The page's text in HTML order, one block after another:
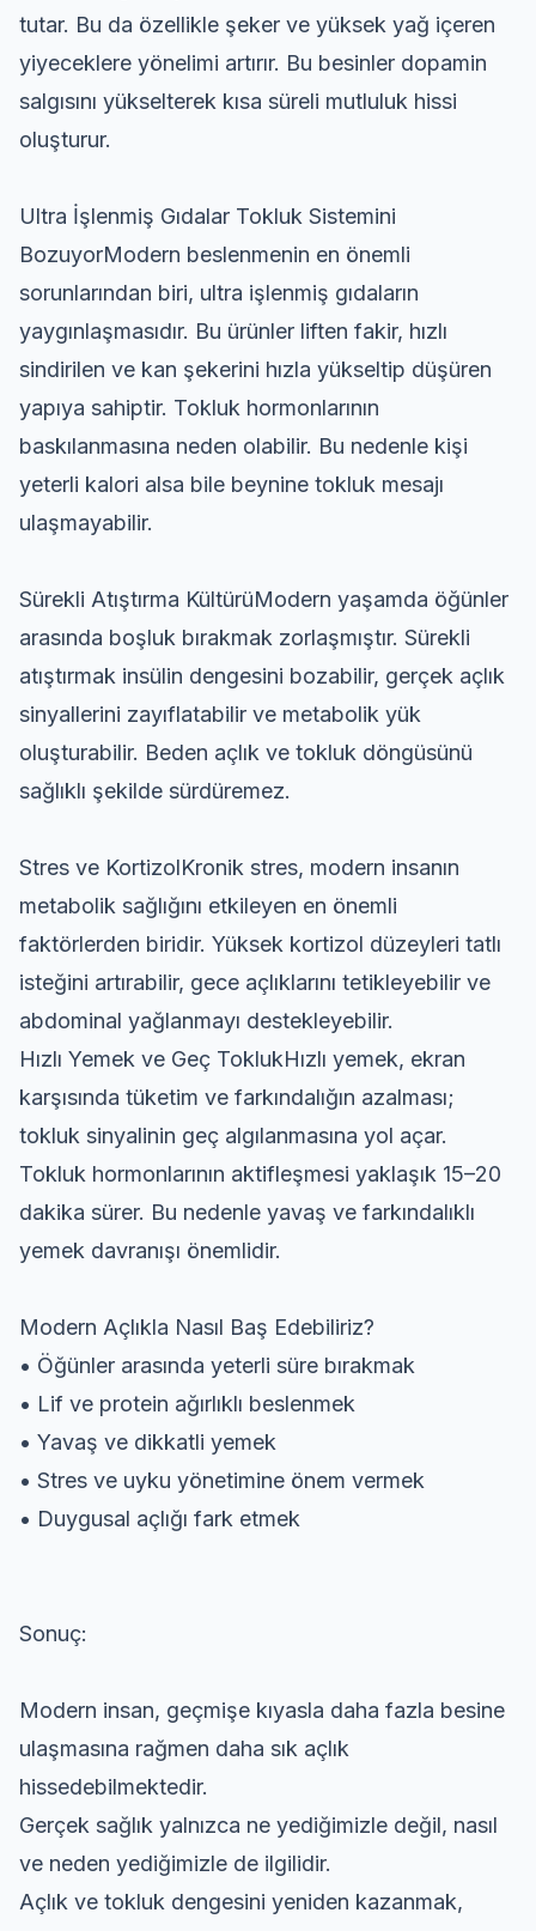
tutar. Bu da özellikle şeker ve yüksek yağ içeren
yiyeceklere yönelimi artırır. Bu besinler dopamin
salgısını yükselterek kısa süreli mutluluk hissi
oluşturur.
Ultra İşlenmiş Gıdalar Tokluk Sistemini
BozuyorModern beslenmenin en önemli
sorunlarından biri, ultra işlenmiş gıdaların
yaygınlaşmasıdır. Bu ürünler liften fakir, hızlı
sindirilen ve kan şekerini hızla yükseltip düşüren
yapıya sahiptir. Tokluk hormonlarının
baskılanmasına neden olabilir. Bu nedenle kişi
yeterli kalori alsa bile beynine tokluk mesajı
ulaşmayabilir.
Sürekli Atıştırma KültürüModern yaşamda öğünler
arasında boşluk bırakmak zorlaşmıştır. Sürekli
atıştırmak insülin dengesini bozabilir, gerçek açlık
sinyallerini zayıflatabilir ve metabolik yük
oluşturabilir. Beden açlık ve tokluk döngüsünü
sağlıklı şekilde sürdüremez.
Stres ve KortizolKronik stres, modern insanın
metabolik sağlığını etkileyen en önemli
faktörlerden biridir. Yüksek kortizol düzeyleri tatlı
isteğini artırabilir, gece açlıklarını tetikleyebilir ve
abdominal yağlanmayı destekleyebilir.
Hızlı Yemek ve Geç ToklukHızlı yemek, ekran
karşısında tüketim ve farkındalığın azalması;
tokluk sinyalinin geç algılanmasına yol açar.
Tokluk hormonlarının aktifleşmesi yaklaşık 15–20
dakika sürer. Bu nedenle yavaş ve farkındalıklı
yemek davranışı önemlidir.
Modern Açlıkla Nasıl Baş Edebiliriz?
• Öğünler arasında yeterli süre bırakmak
• Lif ve protein ağırlıklı beslenmek
• Yavaş ve dikkatli yemek
• Stres ve uyku yönetimine önem vermek
• Duygusal açlığı fark etmek
Sonuç:
Modern insan, geçmişe kıyasla daha fazla besine
ulaşmasına rağmen daha sık açlık
hissedebilmektedir.
Gerçek sağlık yalnızca ne yediğimizle değil, nasıl
ve neden yediğimizle de ilgilidir.
Açlık ve tokluk dengesini yeniden kazanmak,